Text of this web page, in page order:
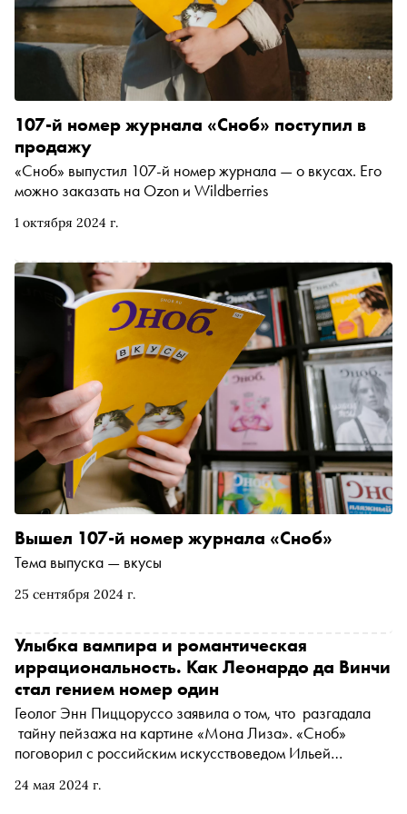
1 октября 2024 г.
107-й номер журнала «Сноб» поступил в
продажу
«Сноб» выпустил 107-й номер журнала — о вкусах. Его
можно заказать на Ozon и Wildberries
25 сентября 2024 г.
Вышел 107-й номер журнала «Сноб»
Тема выпуска — вкусы
24 мая 2024 г.
Улыбка вампира и романтическая
иррациональность. Как Леонардо да Винчи
стал гением номер один
Геолог Энн Пиццоруссо заявила о том, что разгадала
тайну пейзажа на картине «Мона Лиза». «Сноб»
поговорил с российским искусствоведом Ильей
собирательным образом гения, что нового он сделал в